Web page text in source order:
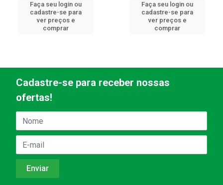
Faça seu login ou
cadastre-se para
ver preços e
comprar
Faça seu login ou
cadastre-se para
ver preços e
comprar
Cadastre-se para receber nossas
ofertas!